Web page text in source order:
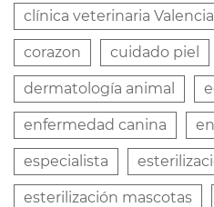
clínica veterinaria Valencia
corazon cuidado piel
dermatología animal
enfermedad canina
especialista
esterilización mascotas